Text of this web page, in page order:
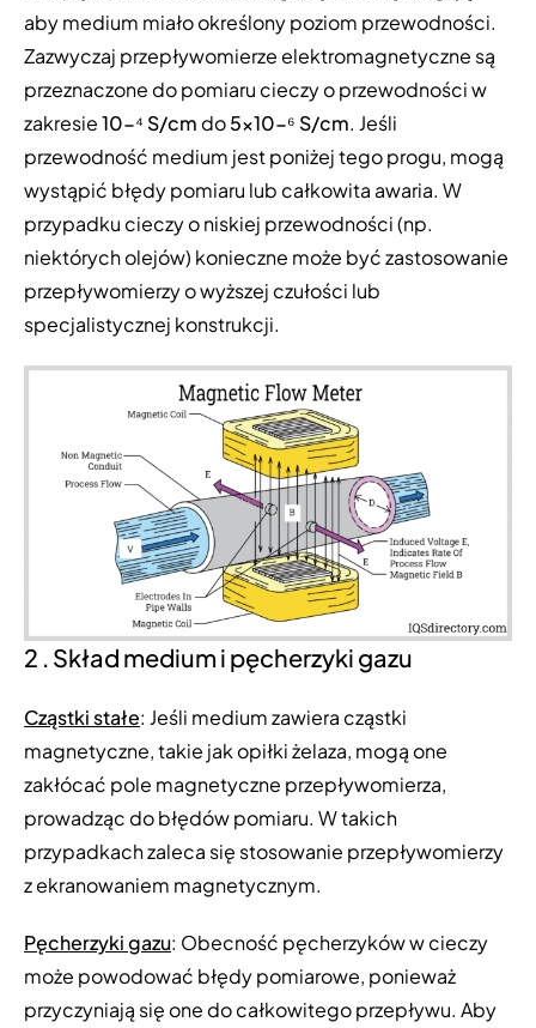
aby medium miało określony poziom przewodności.
Zazwyczaj przepływomierze elektromagnetyczne są
przeznaczone do pomiaru cieczy o przewodności w
zakresie10-⁴ S/cm do5×10-⁶ S/cm. Jeśli
przewodność medium jest poniżej tego progu, mogą
wystąpić błędy pomiaru lub całkowita awaria. W
przypadku cieczy o niskiej przewodności (np.
niektórych olejów) konieczne może być zastosowanie
przepływomierzy o wyższej czułości lub
specjalistycznej konstrukcji.
2 . Skład medium i pęcherzyki gazu
Cząstki stałe: Jeśli medium zawiera cząstki
magnetyczne, takie jak opiłki żelaza, mogą one
zakłócać pole magnetyczne przepływomierza,
prowadząc do błędów pomiaru. W takich
przypadkach zaleca się stosowanie przepływomierzy
z ekranowaniem magnetycznym.
Pęcherzyki gazu: Obecność pęcherzyków w cieczy
może powodować błędy pomiarowe, ponieważ
przyczyniają się one do całkowitego przepływu. Aby